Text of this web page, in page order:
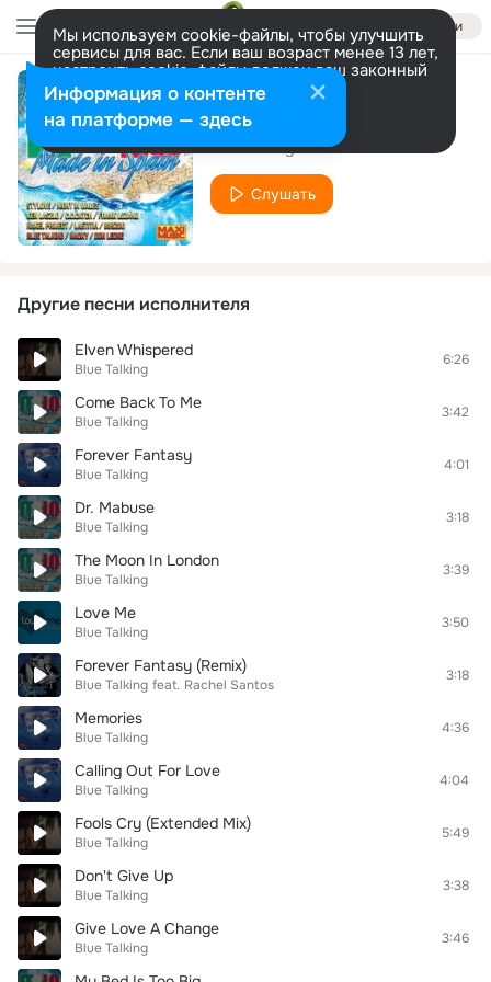
Войти
Мы используем cookie-файлы, чтобы улучшить
сервисы для вас. Если ваш возраст менее 13 лет,
настроить cookie-файлы должен ваш законный
представитель. Больше информации
Разрешить все Настроить
Dance With Me
Blue Talking
Слушать
Другие песни исполнителя
Elven Whispered
Blue Talking
6:26
Come Back To Me
Blue Talking
3:42
Forever Fantasy
Blue Talking
4:01
Dr. Mabuse
Blue Talking
3:18
The Moon In London
Blue Talking
3:39
Love Me
Blue Talking
3:50
Forever Fantasy (Remix)
Blue Talking feat. Rachel Santos
3:18
Memories
Blue Talking
4:36
Calling Out For Love
Blue Talking
4:04
Fools Cry (Extended Mix)
Blue Talking
5:49
Don't Give Up
Blue Talking
3:38
Give Love A Change
Blue Talking
3:46
Информация о контенте
на платформе — здесь